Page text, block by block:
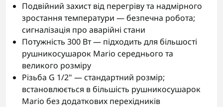
Подвійний захист від перегріву та надмірного
зростання температури — безпечна робота;
сигналізація про аварійні стани
Потужність 300 Вт — підходить для більшості
рушникосушарок Mario середнього та
великого розміру
Різьба G 1/2" — стандартний розмір;
встановлюється в більшість рушникосушарок
Mario без додаткових перехідників